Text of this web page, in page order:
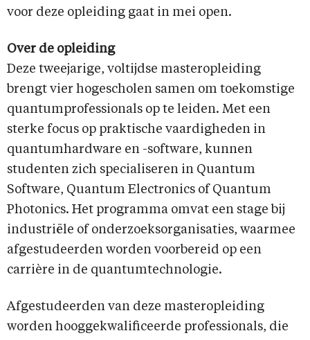
voor deze opleiding gaat in mei open.
Over de opleiding
Deze tweejarige, voltijdse masteropleiding
brengt vier hogescholen samen om toekomstige
quantumprofessionals op te leiden. Met een
sterke focus op praktische vaardigheden in
quantumhardware en -software, kunnen
studenten zich specialiseren in Quantum
Software, Quantum Electronics of Quantum
Photonics. Het programma omvat een stage bij
industriële of onderzoeksorganisaties, waarmee
afgestudeerden worden voorbereid op een
carrière in de quantumtechnologie.
Afgestudeerden van deze masteropleiding
worden hooggekwalificeerde professionals, die